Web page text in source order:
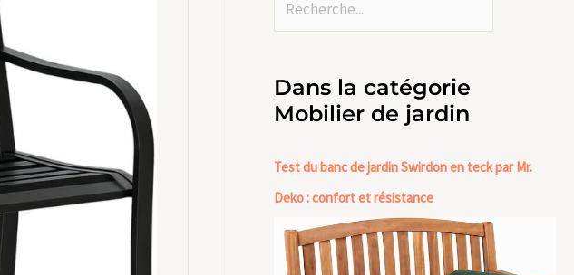
Dans la catégorie
Mobilier de jardin
Test du banc de jardin Swirdon en teck par Mr.
Deko : confort et résistance